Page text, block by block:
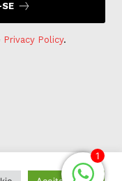
Privacy Policy.
1